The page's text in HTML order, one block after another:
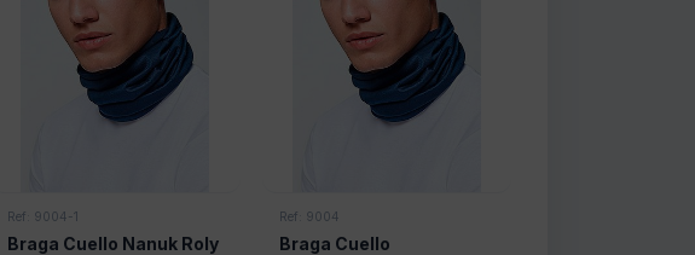
Ref: 9004-1
Braga Cuello Nanuk Roly
Ref: 9004
Braga Cuello